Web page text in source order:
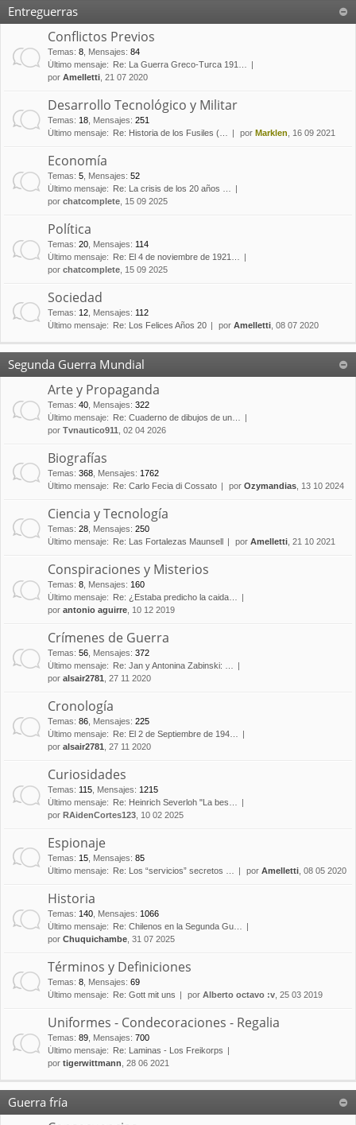
Entreguerras
Conflictos Previos
Temas: 8 Mensajes: 84
Último mensaje:
Re: La Guerra Greco-Turca 191…
por Amelletti , 21 07 2020
Desarrollo Tecnológico y Militar
Temas: 18 Mensajes: 251
Último mensaje:
Re: Historia de los Fusiles (… por Marklen , 16 09 2021
Economía
Temas: 5 Mensajes: 52
Último mensaje:
Re: La crisis de los 20 años …
por chatcomplete , 15 09 2025
Política
Temas: 20 Mensajes: 114
Último mensaje:
Re: El 4 de noviembre de 1921…
por chatcomplete , 15 09 2025
Sociedad
Temas: 12 Mensajes: 112
Último mensaje:
Re: Los Felices Años 20 por Amelletti , 08 07 2020
Segunda Guerra Mundial
Arte y Propaganda
Temas: 40 Mensajes: 322
Último mensaje:
Re: Cuaderno de dibujos de un…
por Tvnautico911 , 02 04 2026
Biografías
Temas: 368 Mensajes: 1762
Último mensaje:
Re: Carlo Fecia di Cossato por Ozymandias , 13 10 2024
Ciencia y Tecnología
Temas: 28 Mensajes: 250
Último mensaje:
Re: Las Fortalezas Maunsell por Amelletti , 21 10 2021
Conspiraciones y Misterios
Temas: 8 Mensajes: 160
Último mensaje:
Re: ¿Estaba predicho la caida…
por antonio aguirre , 10 12 2019
Crímenes de Guerra
Temas: 56 Mensajes: 372
Último mensaje:
Re: Jan y Antonina Zabinski: …
por alsair2781 , 27 11 2020
Cronología
Temas: 86 Mensajes: 225
Último mensaje:
Re: El 2 de Septiembre de 194…
por alsair2781 , 27 11 2020
Curiosidades
Temas: 115 Mensajes: 1215
Último mensaje:
Re: Heinrich Severloh "La bes…
por RAidenCortes123 , 10 02 2025
Espionaje
Temas: 15 Mensajes: 85
Último mensaje:
Re: Los “servicios” secretos … por Amelletti , 08 05 2020
Historia
Temas: 140 Mensajes: 1066
Último mensaje:
Re: Chilenos en la Segunda Gu…
por Chuquichambe , 31 07 2025
Términos y Definiciones
Temas: 8 Mensajes: 69
Último mensaje:
Re: Gott mit uns por Alberto octavo :v , 25 03 2019
Uniformes - Condecoraciones - Regalia
Temas: 89 Mensajes: 700
Último mensaje:
Re: Laminas - Los Freikorps
por tigerwittmann , 28 06 2021
Guerra fría